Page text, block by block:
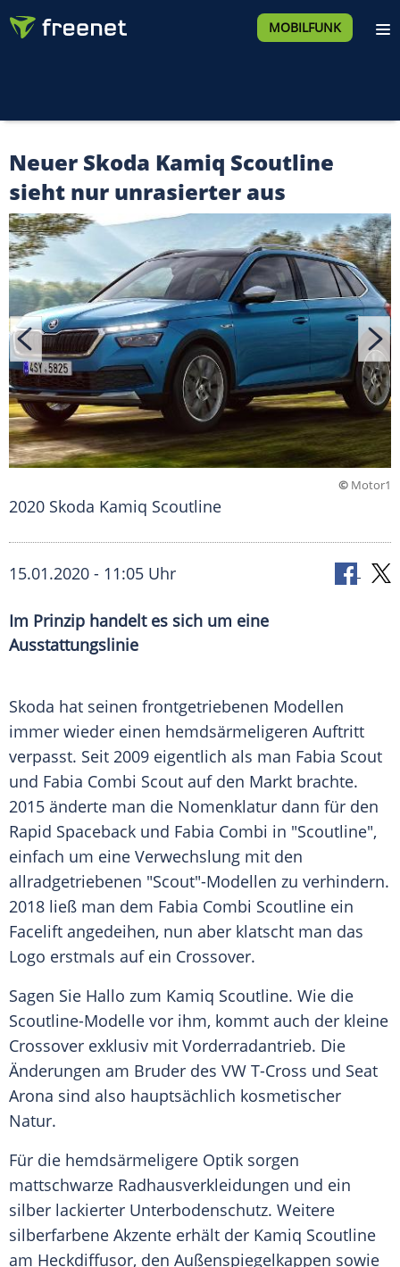
MOBILFUNK
Neuer Skoda Kamiq Scoutline
sieht nur unrasierter aus
© Motor1
2020 Skoda Kamiq Scoutline
15.01.2020 - 11:05 Uhr
Im Prinzip handelt es sich um eine
Ausstattungslinie
Skoda hat seinen frontgetriebenen Modellen
immer wieder einen hemdsärmeligeren Auftritt
verpasst. Seit 2009 eigentlich als man Fabia Scout
und Fabia Combi Scout auf den Markt brachte.
2015 änderte man die Nomenklatur dann für den
Rapid Spaceback und Fabia Combi in "Scoutline",
einfach um eine Verwechslung mit den
allradgetriebenen "Scout"-Modellen zu verhindern.
2018 ließ man dem Fabia Combi Scoutline ein
Facelift angedeihen, nun aber klatscht man das
Logo erstmals auf ein Crossover.
Sagen Sie Hallo zum Kamiq Scoutline. Wie die
Scoutline-Modelle vor ihm, kommt auch der kleine
Crossover exklusiv mit Vorderradantrieb. Die
Änderungen am Bruder des VW T-Cross und Seat
Arona sind also hauptsächlich kosmetischer
Natur.
Für die hemdsärmeligere Optik sorgen
mattschwarze Radhausverkleidungen und ein
silber lackierter Unterbodenschutz. Weitere
silberfarbene Akzente erhält der Kamiq Scoutline
am Heckdiffusor, den Außenspiegelkappen sowie